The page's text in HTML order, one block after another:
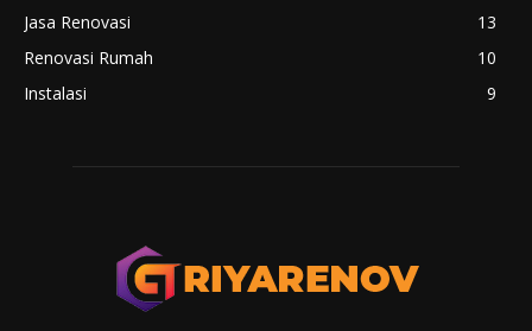
Jasa Renovasi
13
Renovasi Rumah
10
Instalasi
9